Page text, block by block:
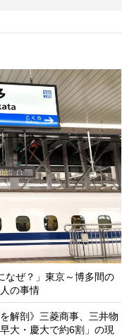
なぜ？」東京～博多間の
の事情
解剖》三菱商事、三井物
大・慶大で約6割」の現